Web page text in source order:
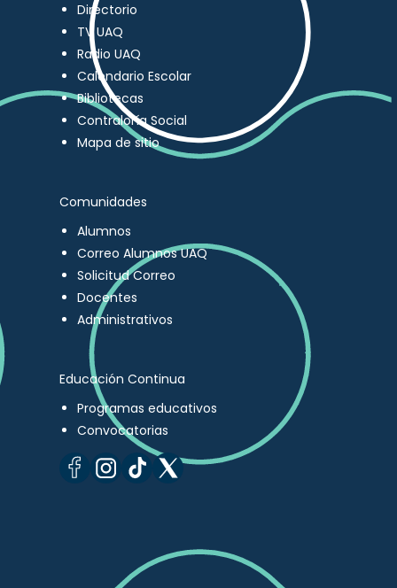
Directorio
TV UAQ
Radio UAQ
Calendario Escolar
Bibliotecas
Contraloría Social
Mapa de sitio
Comunidades
Alumnos
Correo Alumnos UAQ
Solicitud Correo
Docentes
Administrativos
Educación Continua
Programas educativos
Convocatorias